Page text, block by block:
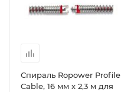
Спираль Ropower Profile
Cable, 16 мм х 2,3 м для